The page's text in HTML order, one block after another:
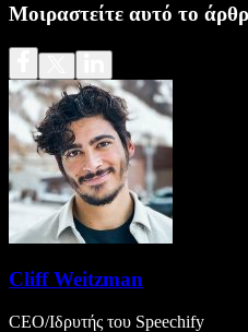
Μοιραστείτε αυτό το
Cliff Weitzman
CEO/Ιδρυτής του Speechify